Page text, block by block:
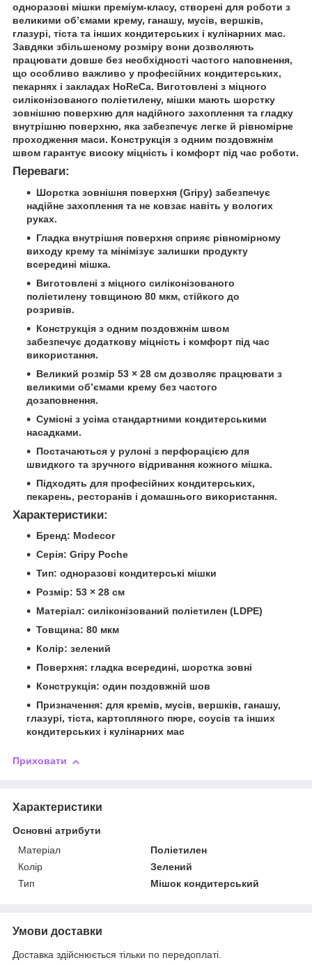
одноразові мішки преміум-класу, створені для роботи з
великими об’ємами крему, ганашу, мусів, вершків,
глазурі, тіста та інших кондитерських і кулінарних мас.
Завдяки збільшеному розміру вони дозволяють
працювати довше без необхідності частого наповнення,
що особливо важливо у професійних кондитерських,
пекарнях і закладах HoReCa. Виготовлені з міцного
силіконізованого поліетилену, мішки мають шорстку
зовнішню поверхню для надійного захоплення та гладку
внутрішню поверхню, яка забезпечує легке й рівномірне
проходження маси. Конструкція з одним поздовжнім
швом гарантує високу міцність і комфорт під час роботи.
Переваги:
Шорстка зовнішня поверхня (Gripy) забезпечує
надійне захоплення та не ковзає навіть у вологих
руках.
Гладка внутрішня поверхня сприяє рівномірному
виходу крему та мінімізує залишки продукту
всередині мішка.
Виготовлені з міцного силіконізованого
поліетилену товщиною 80 мкм, стійкого до
розривів.
Конструкція з одним поздовжнім швом
забезпечує додаткову міцність і комфорт під час
використання.
Великий розмір 53 × 28 см дозволяє працювати з
великими об’ємами крему без частого
дозаповнення.
Сумісні з усіма стандартними кондитерськими
насадками.
Постачаються у рулоні з перфорацією для
швидкого та зручного відривання кожного мішка.
Підходять для професійних кондитерських,
пекарень, ресторанів і домашнього використання.
Характеристики:
Бренд: Modecor
Серія: Gripy Poche
Тип: одноразові кондитерські мішки
Розмір: 53 × 28 см
Матеріал: силіконізований поліетилен (LDPE)
Товщина: 80 мкм
Колір: зелений
Поверхня: гладка всередині, шорстка зовні
Конструкція: один поздовжній шов
Призначення: для кремів, мусів, вершків, ганашу,
глазурі, тіста, картопляного пюре, соусів та інших
кондитерських і кулінарних мас
Приховати
Характеристики
Основні атрибути
Матеріал
Поліетилен
Колір
Зелений
Тип
Мішок кондитерський
Умови доставки
Доставка здійснюється тільки по передоплаті.